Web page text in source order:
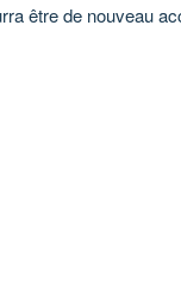
être de nouveau